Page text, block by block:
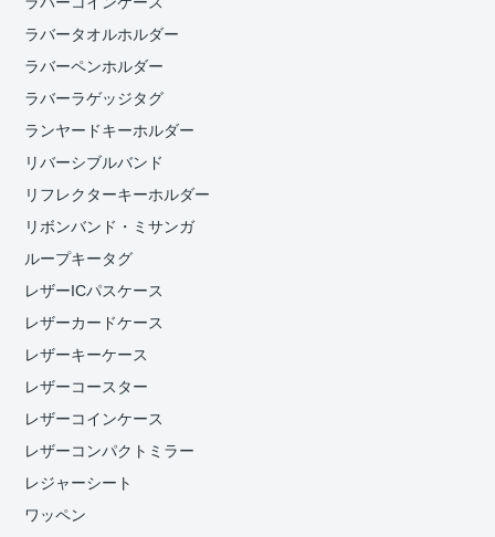
ラバータオルホルダー
ラバーペンホルダー
ラバーラゲッジタグ
ランヤードキーホルダー
リバーシブルバンド
リフレクターキーホルダー
リボンバンド・ミサンガ
ループキータグ
レザーICパスケース
レザーカードケース
レザーキーケース
レザーコースター
レザーコインケース
レザーコンパクトミラー
レジャーシート
ワッペン